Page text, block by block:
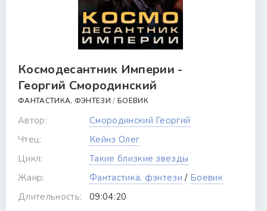
Космодесантник Империи -
Георгий Смородинский
ФАНТАСТИКА, ФЭНТЕЗИ /БОЕВИК
Автор:
Смородинский Георгий
Чтец:
Кейнз Олег
Цикл:
Такие близкие звезды
Жанр:
Фантастика, фэнтези / Боевик
Длительность:
09:04:20